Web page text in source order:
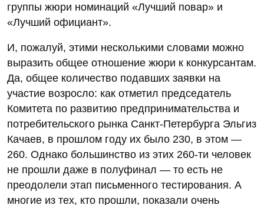
группы жюри номинаций «Лучший повар» и
«Лучший официант».
И, пожалуй, этими несколькими словами можно
выразить общее отношение жюри к конкурсантам.
Да, общее количество подавших заявки на
участие возросло: как отметил председатель
Комитета по развитию предпринимательства и
потребительского рынка Санкт-Петербурга Эльгиз
Качаев, в прошлом году их было 230, в этом —
260. Однако большинство из этих 260-ти человек
не прошли даже в полуфинал — то есть не
преодолели этап письменного тестирования. А
многие из тех, кто прошли, показали очень